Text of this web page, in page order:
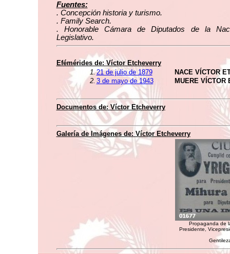
Fuentes:
. Concepción historia y turismo.
. Family Search.
. Honorable Cámara de Diputados de la
Legislativo.
Efémérides de:Víctor Etcheverry
1.21 de julio de 1879
NACE VÍCTOR
2. 3 de mayo de 1943 MUERE VÍCTOR
Documentos de: Víctor Etcheverry
Galería de Imágenes de: Víctor Etcheverry
Propaganda de
Presidente,